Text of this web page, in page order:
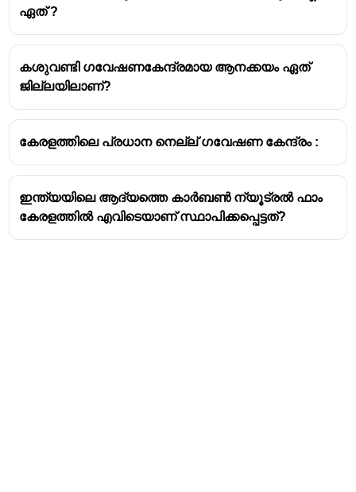
ഏത് ?
കശുവണ്ടി ഗവേഷണകേന്ദ്രമായ ആനക്കയം ഏത്
ജില്ലയിലാണ്?
കേരളത്തിലെ പ്രധാന നെല്ല് ഗവേഷണ കേന്ദ്രം :
ഇന്ത്യയിലെ ആദ്യത്തെ കാർബൺ ന്യൂട്രൽ ഫാം
കേരളത്തിൽ എവിടെയാണ് സ്ഥാപിക്കപ്പെട്ടത്?